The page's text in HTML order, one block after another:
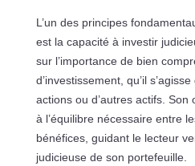
L’un des principes
est la capacité à investir
sur l’importance de bien
d’investissement, qu’il s’agisse
actions ou d’autres actifs.
à l’équilibre nécessaire entre
bénéfices, guidant le lecteur
judicieuse de son portefeuille.